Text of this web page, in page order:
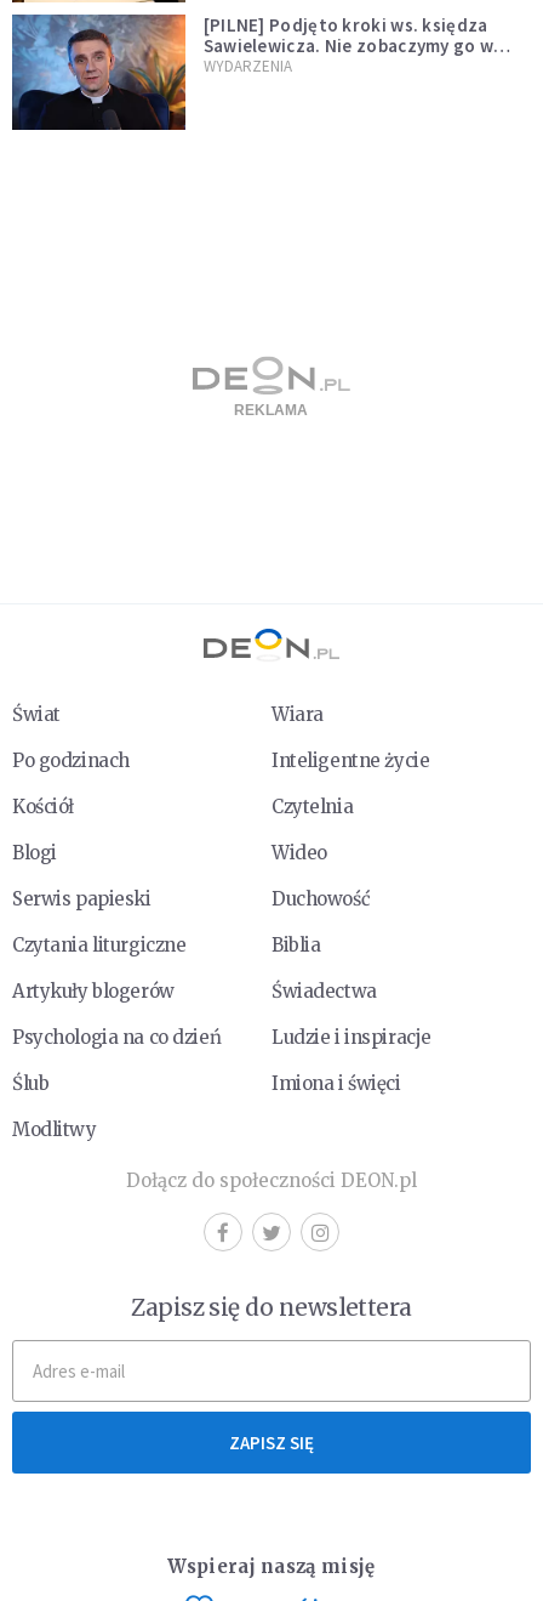
[PILNE] Podjęto kroki ws. księdza
Sawielewicza. Nie zobaczymy go w
mediach
WYDARZENIA
Świat
Wiara
Po godzinach
Inteligentne życie
Kościół
Czytelnia
Blogi
Wideo
Serwis papieski
Duchowość
Czytania liturgiczne
Biblia
Artykuły blogerów
Świadectwa
Psychologia na co dzień
Ludzie i inspiracje
Ślub
Imiona i święci
Modlitwy
Dołącz do społeczności DEON.pl
Zapisz się do newslettera
ZAPISZ SIĘ
Wspieraj naszą misję